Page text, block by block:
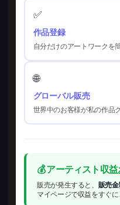
✅
作品登録
自分だけのアートワークを
🌐
グローバル販売
世界中のお客様が私の作品
💰 アーティスト収
販売が発生すると、 販売
マイページで収益をすぐ